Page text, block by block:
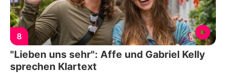
8
"Lieben uns sehr": Affe und Gabriel Kelly
sprechen Klartext